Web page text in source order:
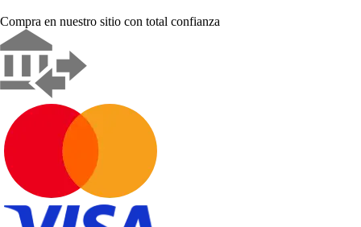
Compra en nuestro sitio con total confianza